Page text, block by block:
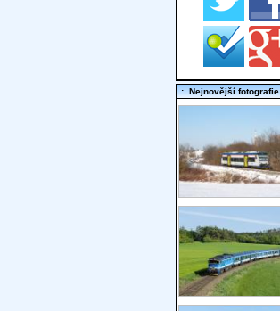
:. Nejnovější fotografie